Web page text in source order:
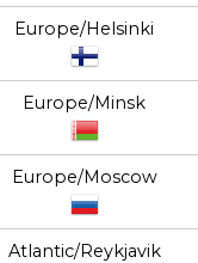
Europe/Helsinki
Europe/Minsk
Europe/Moscow
Atlantic/Reykjavik